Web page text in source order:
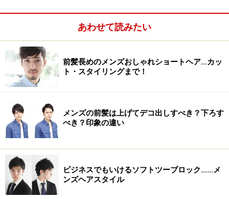
あわせて読みたい
前髪長めのメンズおしゃれショートヘア…カッ
ト・スタイリングまで！
メンズの前髪は上げてデコ出しすべき？下ろす
べき？印象の違い
ビジネスでもいけるソフトツーブロック……メ
ンズヘアスタイル